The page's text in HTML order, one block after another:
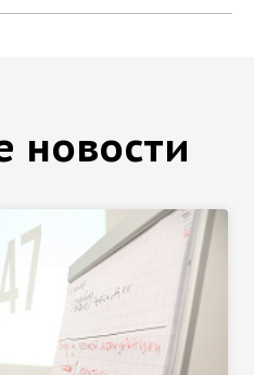
новости